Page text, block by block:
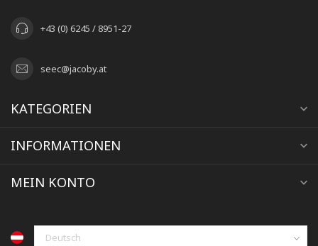
+43 (0) 6245 / 8951-27
seec@jacoby.at
KATEGORIEN
INFORMATIONEN
MEIN KONTO